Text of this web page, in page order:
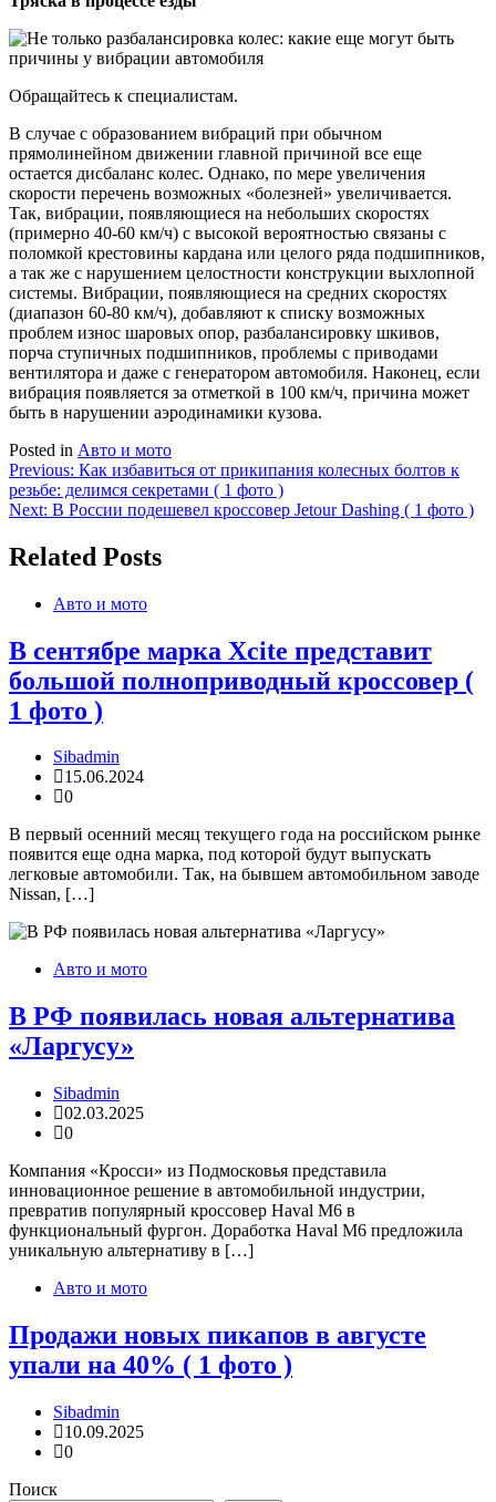
Обращайтесь к специалистам.
В случае с образованием вибраций при обычном
прямолинейном движении главной причиной все еще
остается дисбаланс колес. Однако, по мере увеличения
скорости перечень возможных «болезней» увеличивается.
Так, вибрации, появляющиеся на небольших скоростях
(примерно 40-60 км/ч) с высокой вероятностью связаны с
поломкой крестовины кардана или целого ряда подшипников,
а так же с нарушением целостности конструкции выхлопной
системы. Вибрации, появляющиеся на средних скоростях
(диапазон 60-80 км/ч), добавляют к списку возможных
проблем износ шаровых опор, разбалансировку шкивов,
порча ступичных подшипников, проблемы с приводами
вентилятора и даже с генератором автомобиля. Наконец, если
вибрация появляется за отметкой в 100 км/ч, причина может
быть в нарушении аэродинамики кузова.
Posted in Авто и мото
Навигация
по
Previous: Как избавиться от прикипания колесных болтов к
резьбе: делимся секретами ( 1 фото )
Next: В России подешевел кроссовер Jetour Dashing ( 1 фото )
Related Posts
Авто и мото
В сентябре марка Xcite представит
большой полноприводный кроссовер (
1 фото )
Sibadmin
15.06.2024
0
В первый осенний месяц текущего года на российском рынке
появится еще одна марка, под которой будут выпускать
легковые автомобили. Так, на бывшем автомобильном заводе
Nissan, […]
Авто и мото
В РФ появилась новая альтернатива
«Ларгусу»
Sibadmin
02.03.2025
0
Компания «Кросси» из Подмосковья представила
инновационное решение в автомобильной индустрии,
превратив популярный кроссовер Haval M6 в
функциональный фургон. Доработка Haval M6 предложила
уникальную альтернативу в […]
Авто и мото
Продажи новых пикапов в августе
упали на 40% ( 1 фото )
Sibadmin
10.09.2025
0
Поиск